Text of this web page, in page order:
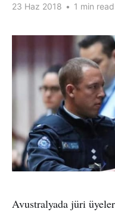
23 Haz 2018 • 1 min read
Avustralyada jüri